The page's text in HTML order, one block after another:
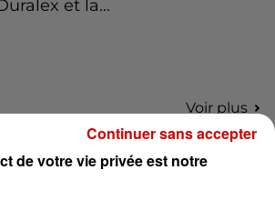
et la...
Voir plus
vos places pour le
Festival du Roi Arthur 2026 !
de votre vie privée est notre
Continuer sans accepter